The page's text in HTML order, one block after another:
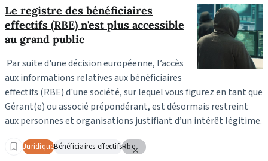
Le registre des bénéficiaires
effectifs (RBE) n'est plus accessible
au grand public
Par suite d'une décision européenne, l’accès
aux informations relatives aux bénéficiaires
effectifs (RBE) d'une société, sur lequel vous figurez en tant que
Gérant(e) ou associé prépondérant, est désormais restreint
aux personnes et organisations justifiant d’un intérêt légitime.
JuridiqueBénéficiaires effectifsRbe